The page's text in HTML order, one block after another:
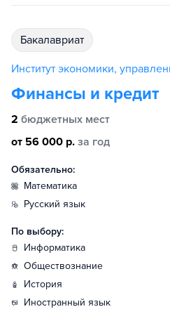
бакалавриат
Институт экономики,
Финансы и кредит
2 бюджетных мест
от 56 000 р. за год
Обязательно:
математика
русский язык
По выбору:
информатика
обществознание
история
иностранный язык